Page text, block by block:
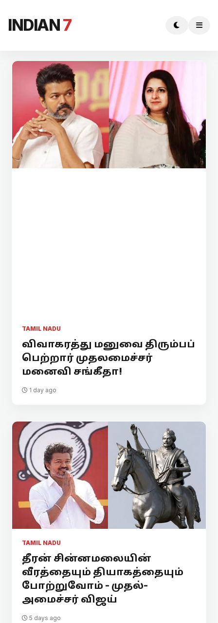
INDIAN7
TAMIL NADU
விவாகரத்து மனுவை திரும்பப்
பெற்றார் முதலமைச்சர்
மனைவி சங்கீதா!
1 day ago
TAMIL NADU
தீரன் சின்னமலையின்
வீரத்தையும் தியாகத்தையும்
போற்றுவோம் - முதல்-
அமைச்சர் விஜய்
5 days ago